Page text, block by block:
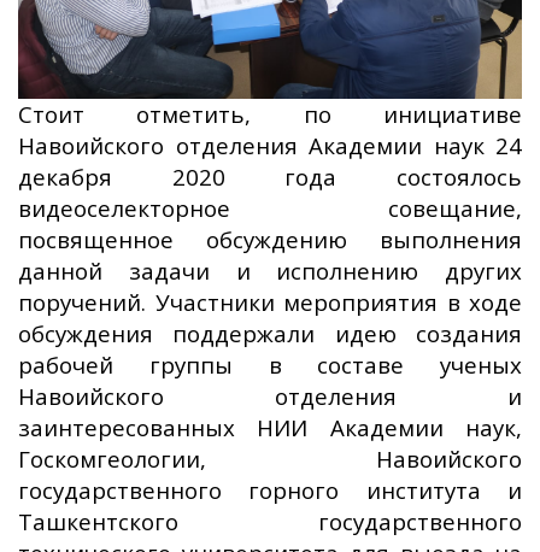
Стоит отметить, по инициативе
Навоийского отделения Академии наук 24
декабря 2020 года состоялось
видеоселекторное совещание,
посвященное обсуждению выполнения
данной задачи и исполнению других
поручений. Участники мероприятия в ходе
обсуждения поддержали идею создания
рабочей группы в составе ученых
Навоийского отделения и
заинтересованных НИИ Академии наук,
Госкомгеологии, Навоийского
государственного горного института и
Ташкентского государственного